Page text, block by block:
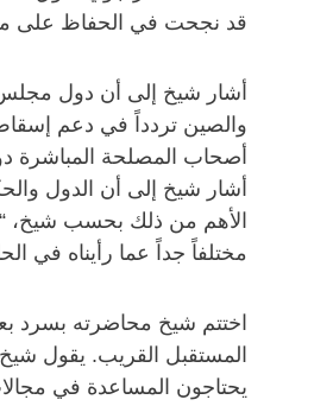
قد نجحت في الحفاظ على
أشار شيخ إلى أن دول مجلس
والصين تردداً في دعم
أصحاب المصلحة المباشرة
أشار شيخ إلى أن الدول
الأهم من ذلك بحسب شيخ،
مختلفاً جداً عما رأيناه في
اختتم شيخ محاضرته بسرد
المستقبل القريب. يقول
يحتاجون المساعدة في